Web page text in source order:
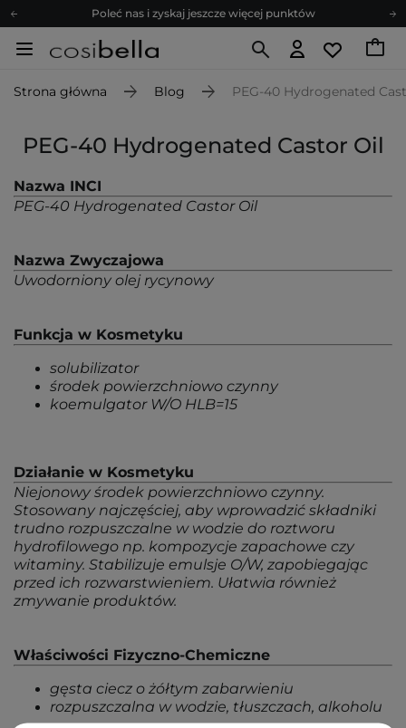
Poleć nas i zyskaj jeszcze więcej punktów
Zapisz się na newsletter pełen porad
Z nami to możliwe! Realizacja zamówienia do 24h.
Zapisz się na newsletter pełen porad
Strona główna Blog PEG-40 Hydrogenated
PEG-40 Hydrogenated Castor Oil
Nazwa INCI
PEG-40 Hydrogenated Castor Oil
Nazwa Zwyczajowa
Uwodorniony olej rycynowy
Funkcja w Kosmetyku
solubilizator
środek powierzchniowo czynny
koemulgator W/O HLB=15
Działanie w Kosmetyku
Niejonowy środek powierzchniowo czynny.
Stosowany najczęściej, aby wprowadzić składniki
trudno rozpuszczalne w wodzie do roztworu
hydrofilowego np. kompozycje zapachowe czy
witaminy. Stabilizuje emulsje O/W, zapobiegając
przed ich rozwarstwieniem. Ułatwia również
zmywanie produktów.
Właściwości Fizyczno-Chemiczne
gęsta ciecz o żółtym zabarwieniu
rozpuszczalna w wodzie, tłuszczach, alkoholu